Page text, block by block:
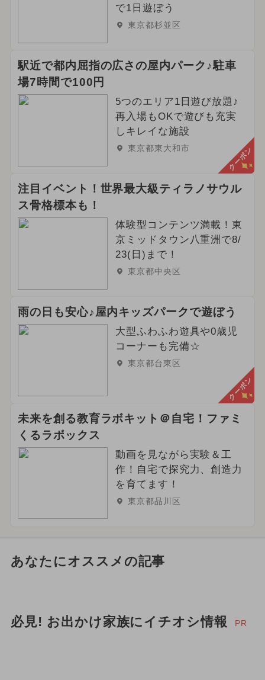
で1日遊ぼう
東京都杉並区
駅近で都内屈指の広さの屋内パーク♪駐車
場7時間で100円
5つのエリア1日遊び放題♪
再入場もOKで遊びも充実
しキレイな施設
東京都東大和市 クーポン
注目イベント！世界最大級ティラノサウル
ス骨格標本も！
体験型コンテンツ満載！東
京ミッドタウン八重洲で8/
23(日)まで！
東京都中央区
雨の日も安心♪屋内キッズパークで遊ぼう
大型ふわふわ遊具や0歳児
コーナーも完備☆
東京都台東区
クーポン
未来を創る教育ラボキット＠自宅！ファミ
くるラボックス
動画を見ながら実験＆工
作！自宅で探究力、創造力
を育てます！
東京都品川区
あなたにオススメの記事
必見! お出かけ家族にイチオシ情報 PR